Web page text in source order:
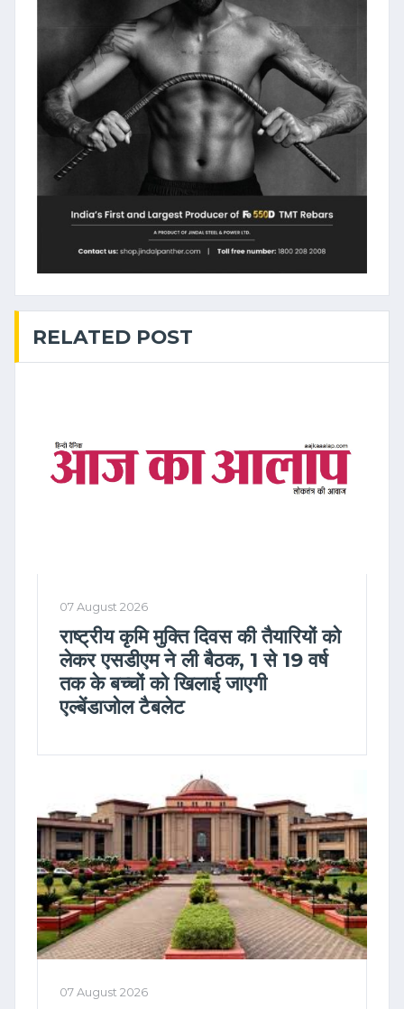
RELATED POST
07 August 2026
राष्ट्रीय कृमि मुक्ति दिवस की तैयारियों को
लेकर एसडीएम ने ली बैठक, 1 से 19 वर्ष
तक के बच्चों को खिलाई जाएगी
एल्बेंडाजोल टैबलेट
07 August 2026